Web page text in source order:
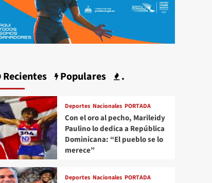
Recientes Populares .
Deportes Nacionales PORTADA
Con el oro al pecho, Marileidy
Paulino lo dedica a República
Dominicana: “El pueblo se lo
merece”
Deportes Nacionales PORTADA